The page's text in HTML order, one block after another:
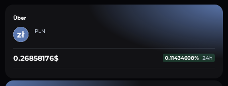
Über
PLN
0.26858176$ 0.11434608% 24h